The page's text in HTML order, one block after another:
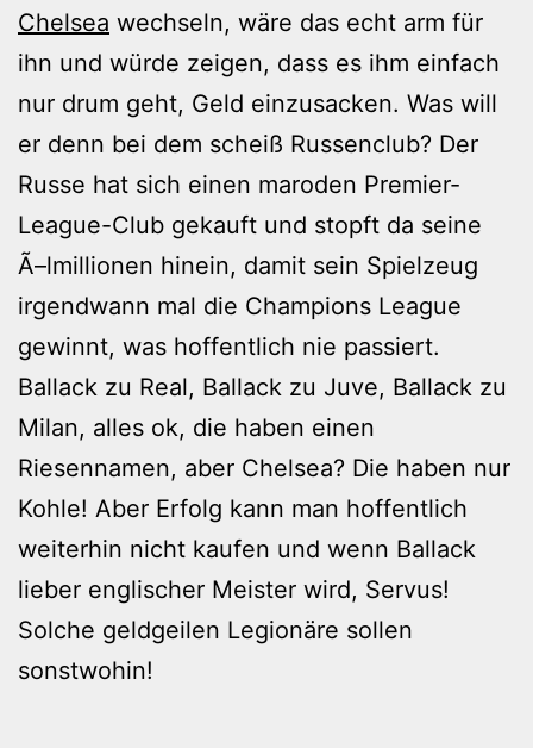
Chelsea wechseln, wäre das echt arm für
ihn und würde zeigen, dass es ihm einfach
nur drum geht, Geld einzusacken. Was will
er denn bei dem scheiß Russenclub? Der
Russe hat sich einen maroden Premier-
League-Club gekauft und stopft da seine
Ã–lmillionen hinein, damit sein Spielzeug
irgendwann mal die Champions League
gewinnt, was hoffentlich nie passiert.
Ballack zu Real, Ballack zu Juve, Ballack zu
Milan, alles ok, die haben einen
Riesennamen, aber Chelsea? Die haben nur
Kohle! Aber Erfolg kann man hoffentlich
weiterhin nicht kaufen und wenn Ballack
lieber englischer Meister wird, Servus!
Solche geldgeilen Legionäre sollen
sonstwohin!